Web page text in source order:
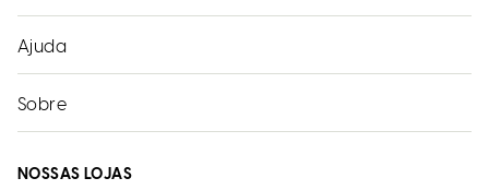
Ajuda
Sobre
NOSSAS LOJAS